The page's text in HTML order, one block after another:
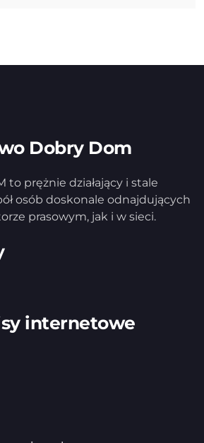
Dobry Dom
to prężnie działający i stale
osób doskonale odnajdujących
prasowym, jak i w sieci.
internetowe